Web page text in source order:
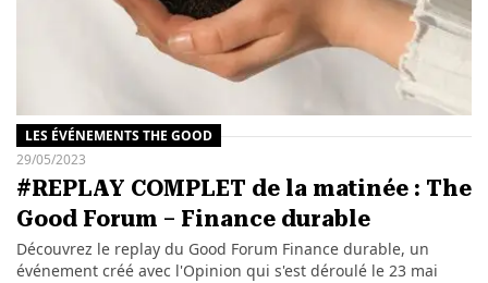
LES ÉVÉNEMENTS THE GOOD
29/05/2023
#REPLAY COMPLET de la matinée : The
Good Forum – Finance durable
Découvrez le replay du Good Forum Finance durable, un
événement créé avec l'Opinion qui s'est déroulé le 23 mai